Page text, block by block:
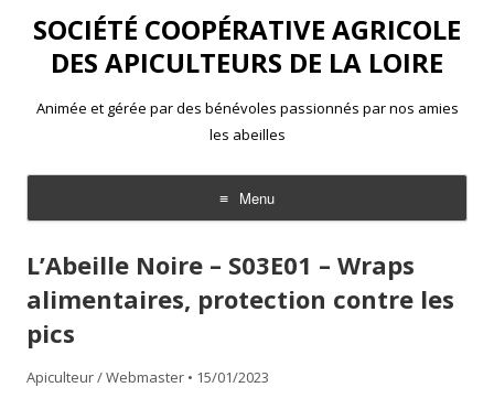
SOCIÉTÉ COOPÉRATIVE AGRICOLE
DES APICULTEURS DE LA LOIRE
Animée et gérée par des bénévoles passionnés par nos amies
les abeilles
Menu
Aller
contenu
L’Abeille Noire – S03E01 – Wraps
alimentaires, protection contre les
pics
Apiculteur / Webmaster • 15/01/2023